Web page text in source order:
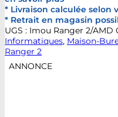
* Livraison calculée selon
* Retrait en magasin
UGS : Imou Ranger 2/AMD
Informatiques, Maison-
Ranger 2
ANNONCE